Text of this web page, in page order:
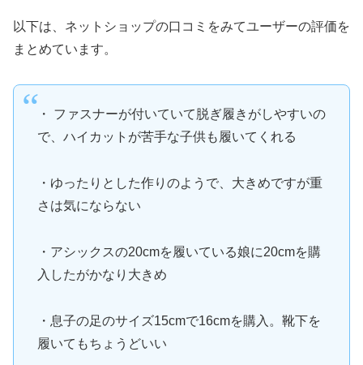
以下は、ネットショップの口コミをみてユーザーの評価を
まとめています。
・ ファスナーが付いていて脱ぎ履きがしやすいの
で、ハイカットが苦手な子供も履いてくれる
・ゆったりとした作りのようで、大きめですが重
さは気にならない
・アシックスの20cmを履いている娘に20cmを購
入したがかなり大きめ
・息子の足のサイズ15cmで16cmを購入。靴下を
履いてもちょうどいい